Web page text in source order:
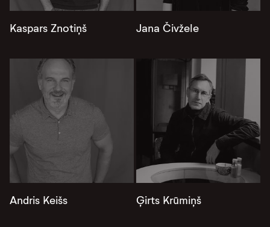
Kaspars Znotiņš Jana Čivžele
Andris Keišs Ģirts Krūmiņš